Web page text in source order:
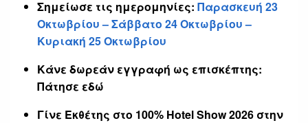
Σημείωσε τις ημερομηνίες: Παρασκευή 23
Οκτωβρίου – Σάββατο 24 Οκτωβρίου –
Κυριακή 25 Οκτωβρίου
Κάνε δωρεάν εγγραφή ως επισκέπτης:
Πάτησε εδώ
Γίνε Εκθέτης στο 100% Hotel Show 2026 στην